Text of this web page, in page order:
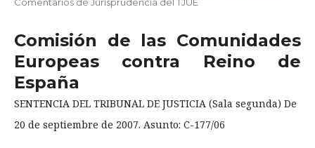
Comisión de las Comunidades
Europeas contra Reino de
España
SENTENCIA DEL TRIBUNAL DE JUSTICIA (Sala segunda) De
20 de septiembre de 2007. Asunto: C-177/06